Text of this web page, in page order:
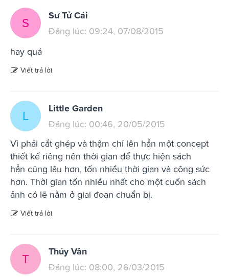
S
Sư Tử Cái
Đăng lúc: 09:24, 07/08/2015
hay quá
Viết trả lời
L
Little Garden
Đăng lúc: 00:46, 20/05/2015
Vì phải cắt ghép và thậm chí lên hẳn một concept
thiết kế riêng nên thời gian để thực hiện sách
hẳn cũng lâu hơn, tốn nhiều thời gian và công sức
hơn. Thời gian tốn nhiều nhất cho một cuốn sách
ảnh có lẽ nằm ở giai đoạn chuẩn bị.
Viết trả lời
T
Thúy Vân
Đăng lúc: 08:00, 26/03/2015